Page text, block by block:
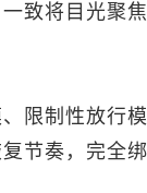
致将目光聚
限制性放行
节奏，完全